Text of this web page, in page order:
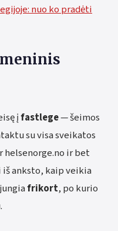
nuo ko pradėti
įfastlege— šeimos
su visa sveikatos
helsenorge.no ir bet
anksto, kaip veikia
frikort, po kurio